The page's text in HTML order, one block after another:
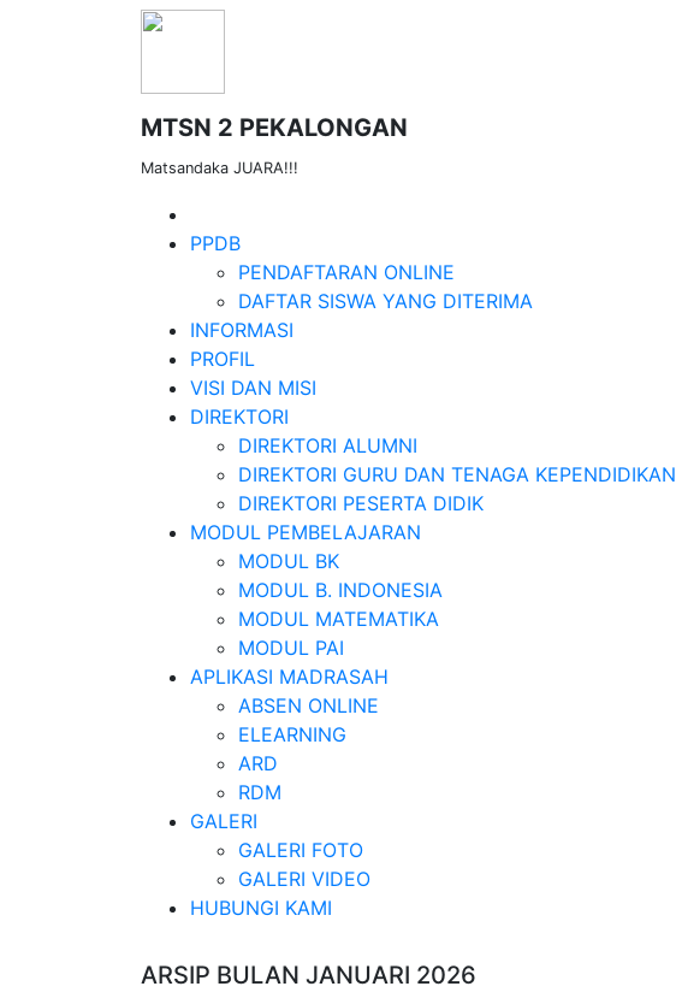
MTSN 2 PEKALONGAN
Matsandaka JUARA!!!
PPDB
PENDAFTARAN ONLINE
DAFTAR SISWA YANG DITERIMA
INFORMASI
PROFIL
VISI DAN MISI
DIREKTORI
DIREKTORI ALUMNI
DIREKTORI GURU DAN TENAGA KEPENDIDIKAN
DIREKTORI PESERTA DIDIK
MODUL PEMBELAJARAN
MODUL BK
MODUL B. INDONESIA
MODUL MATEMATIKA
MODUL PAI
APLIKASI MADRASAH
ABSEN ONLINE
ELEARNING
ARD
RDM
GALERI
GALERI FOTO
GALERI VIDEO
HUBUNGI KAMI
ARSIP BULAN JANUARI 2026